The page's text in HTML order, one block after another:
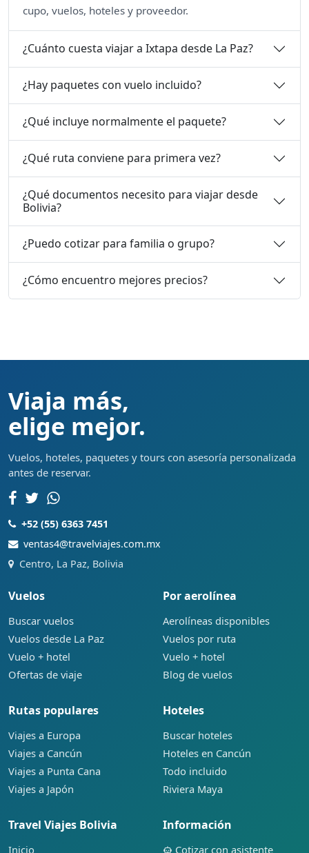
cupo, vuelos, hoteles y proveedor.
¿Cuánto cuesta viajar a Ixtapa desde La Paz?
¿Hay paquetes con vuelo incluido?
¿Qué incluye normalmente el paquete?
¿Qué ruta conviene para primera vez?
¿Qué documentos necesito para viajar desde
Bolivia?
¿Puedo cotizar para familia o grupo?
¿Cómo encuentro mejores precios?
Viaja más,
elige mejor.
Vuelos, hoteles, paquetes y tours con asesoría personalizada
antes de reservar.
+52 (55) 6363 7451
ventas4@travelviajes.com.mx
Centro, La Paz, Bolivia
Vuelos
Buscar vuelos
Vuelos desde La Paz
Vuelo + hotel
Ofertas de viaje
Por aerolínea
Aerolíneas disponibles
Vuelos por ruta
Vuelo + hotel
Blog de vuelos
Rutas populares
Viajes a Europa
Viajes a Cancún
Viajes a Punta Cana
Viajes a Japón
Hoteles
Buscar hoteles
Hoteles en Cancún
Todo incluido
Riviera Maya
Travel Viajes Bolivia
Inicio
Información
Cotizar con asistente